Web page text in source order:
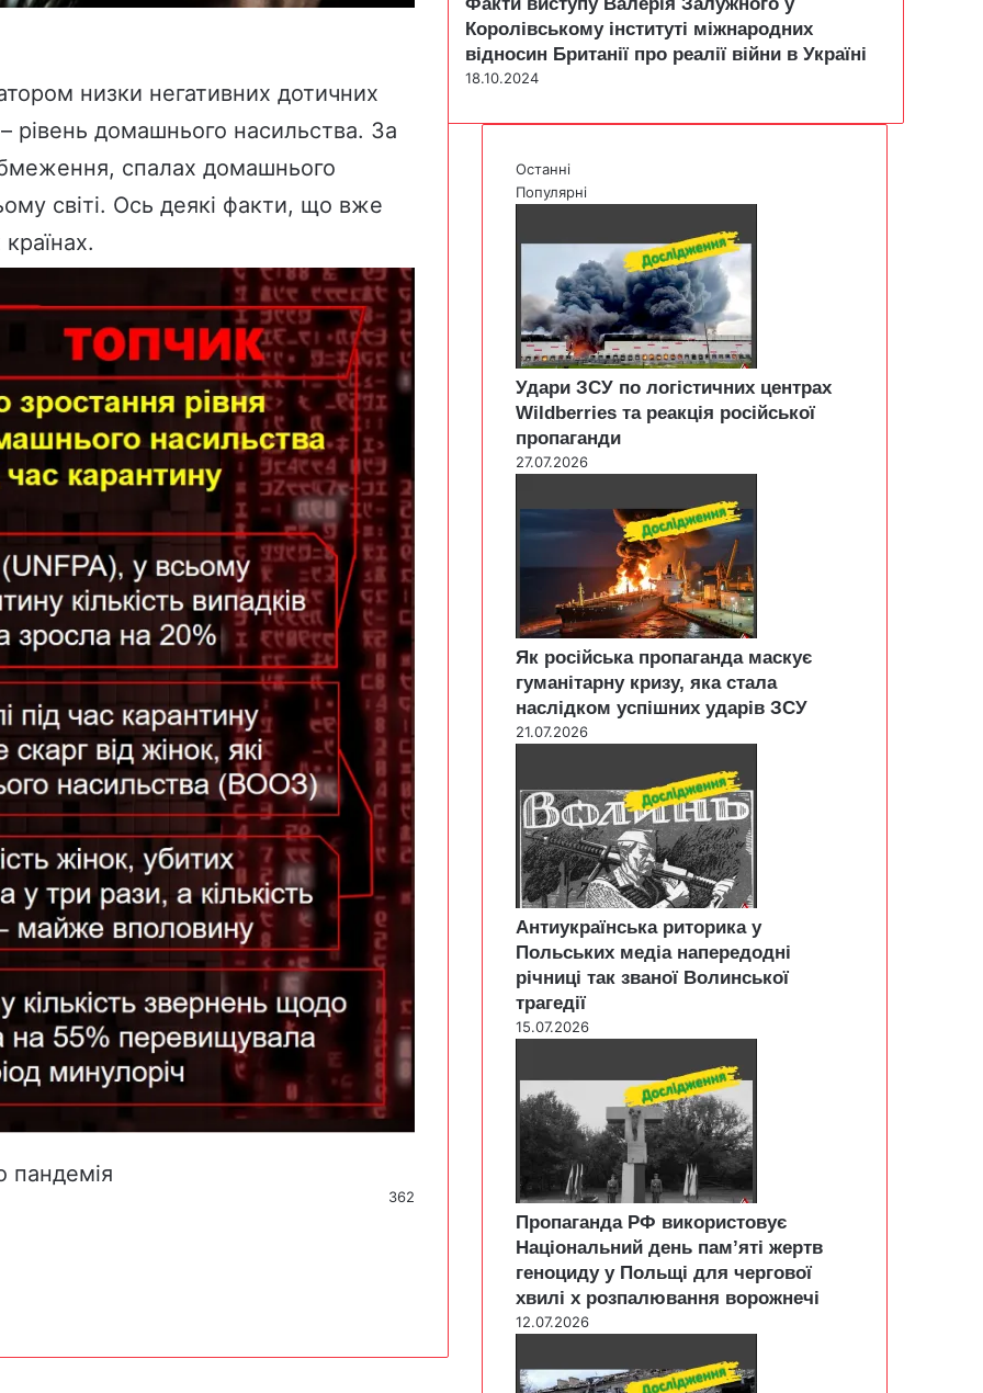
низки негативних дотичних
рівень домашнього насильства. За
спалах домашнього
світі. Ось деякі факти, що вже
пандемія
362
Королівському інституті міжнародних
відносин Британії про реалії війни в Україні
18.10.2024
Останні
Популярні
Удари ЗСУ по логістичних центрах
Wildberries та реакція російської
пропаганди
27.07.2026
Як російська пропаганда маскує
гуманітарну кризу, яка стала
наслідком успішних ударів ЗСУ
21.07.2026
Антиукраїнська риторика у
Польських медіа напередодні
річниці так званої Волинської
трагедії
15.07.2026
Пропаганда РФ використовує
Національний день пам’яті жертв
геноциду у Польщі для чергової
хвилі х розпалювання ворожнечі
12.07.2026